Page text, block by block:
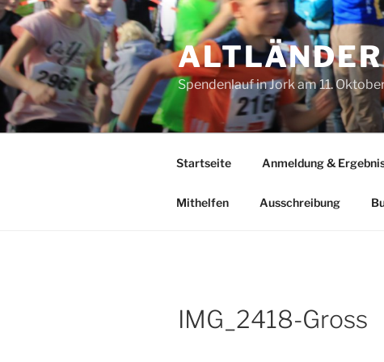
Zum
Inhalt
springen
Spendenlauf in Jork am 11.
Startseite Anmeldung &
Mithelfen Ausschreibung
IMG_2418-Gross